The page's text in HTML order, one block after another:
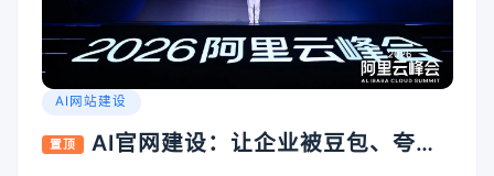
AI网站建设
置顶
AI官网建设：让企业被豆包、夸